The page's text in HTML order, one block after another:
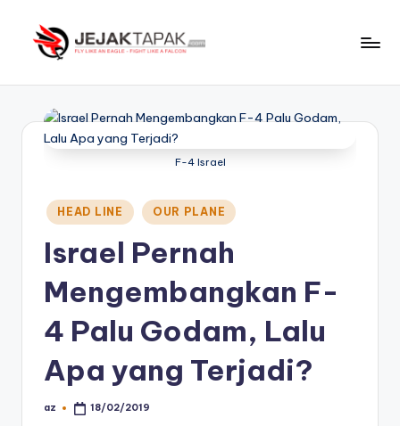
An
Eagle
Like
Falcon
F-4 Israel
Posted
in
HEAD LINE OUR PLANE
Israel Pernah
Mengembangkan F-
4 Palu Godam, Lalu
Apa yang Terjadi?
Posted
az 18/02/2019